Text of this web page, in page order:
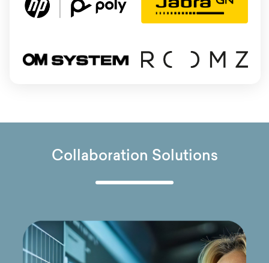
Collaboration Solutions